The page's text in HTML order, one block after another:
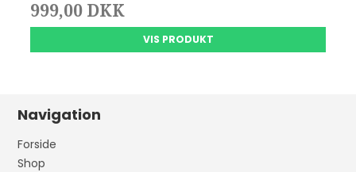
999,00 DKK
VIS PRODUKT
Navigation
Forside
Shop